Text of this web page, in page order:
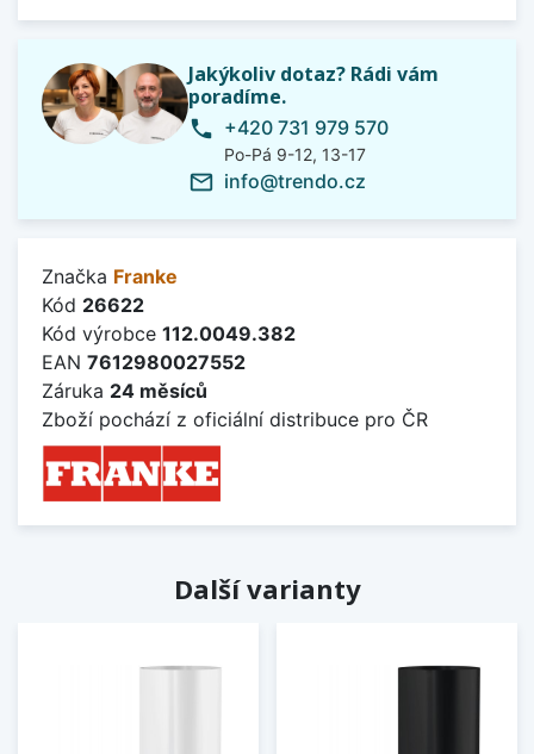
Jakýkoliv dotaz? Rádi vám
poradíme.
phone +420 731 979 570
Po-Pá 9-12, 13-17
mail_outline info@trendo.cz
Značka Franke
Kód 26622
Kód výrobce 112.0049.382
EAN 7612980027552
Záruka 24 měsíců
Zboží pochází z oficiální distribuce pro ČR
Další varianty